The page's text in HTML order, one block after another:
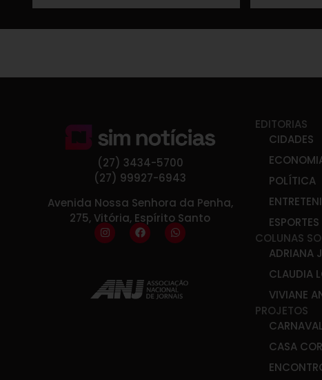
(27) 3434-5700
(27) 99927-6943
Avenida Nossa Senhora da Penha,
275, Vitória, Espírito Santo
EDITORIAS
CIDADES
POLÍTICA
ESPORTES
COLUNAS
ADRIANA
CLAUDIA
VIVIANE
PROJETOS
CARNAVAL
CASA COR